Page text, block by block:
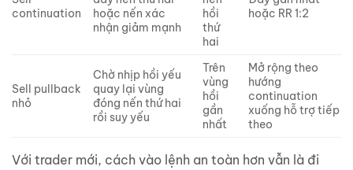
continuation
hoặc nến xác
nhận giảm mạnh
hồi
thứ
hai
hoặc RR 1:2
Sell pullback
nhỏ
Chờ nhịp hồi yếu
quay lại vùng
đóng nến thứ hai
rồi suy yếu
Trên
vùng
hồi
gần
nhất
Mở rộng theo
hướng
continuation
xuống hỗ trợ tiếp
theo
Với trader mới, cách vào lệnh an toàn hơn vẫn là đi